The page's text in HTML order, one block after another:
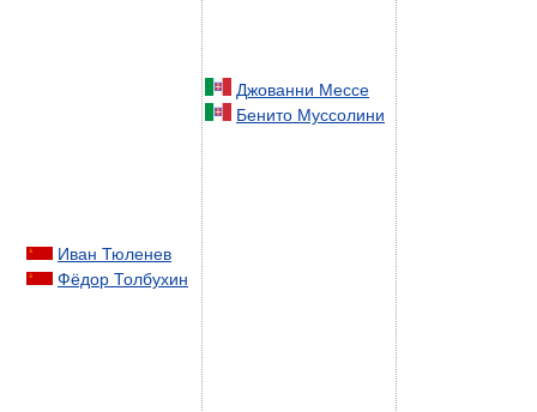
Иван Тюленев
Фёдор Толбухин
Джованни Мессе
Бенито Муссолини